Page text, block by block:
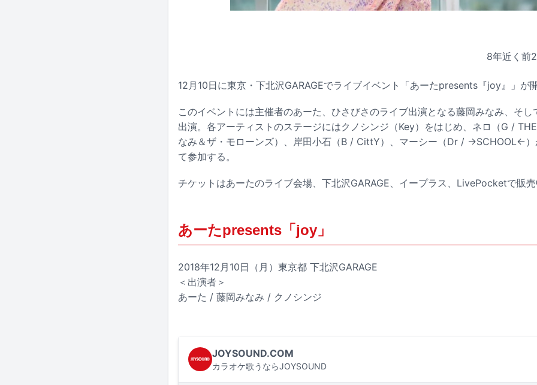
8年近く前
12月10日に東京・下北沢GARAGEでライブイベント「あーたpresents『joy』」が
このイベントには主催者のあーた、ひさびさのライブ出演となる藤岡みなみ、そ
出演。各アーティストのステージにはクノシンジ（Key）をはじめ、ネロ（G /
なみ＆ザ・モローンズ）、岸田小石（B / CittY）、マーシー（Dr / →SCHOOL←）
て参加する。
チケットはあーたのライブ会場、下北沢GARAGE、イープラス、LivePocketで販
あーたpresents「joy」
2018年12月10日（月）東京都 下北沢GARAGE
＜出演者＞
あーた / 藤岡みなみ / クノシンジ
JOYSOUND.COM
カラオケ歌うならJOYSOUND